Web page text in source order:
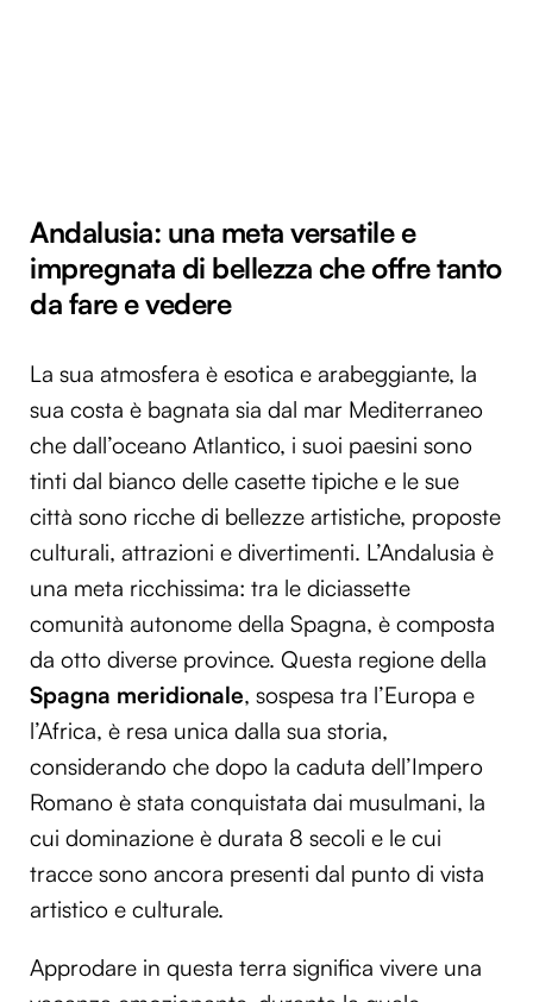
Andalusia: una meta versatile e
impregnata di bellezza che offre tanto
da fare e vedere
La sua atmosfera è esotica e arabeggiante, la
sua costa è bagnata sia dal mar Mediterraneo
che dall’oceano Atlantico, i suoi paesini sono
tinti dal bianco delle casette tipiche e le sue
città sono ricche di bellezze artistiche, proposte
culturali, attrazioni e divertimenti. L’Andalusia è
una meta ricchissima: tra le diciassette
comunità autonome della Spagna, è composta
da otto diverse province. Questa regione della
Spagna meridionale, sospesa tra l’Europa e
l’Africa, è resa unica dalla sua storia,
considerando che dopo la caduta dell’Impero
Romano è stata conquistata dai musulmani, la
cui dominazione è durata 8 secoli e le cui
tracce sono ancora presenti dal punto di vista
artistico e culturale.
Approdare in questa terra significa vivere una